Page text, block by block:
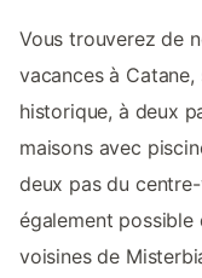
Vous trouverez de
vacances à
historique, à deux
maisons avec
deux pas du
également possible
voisines de